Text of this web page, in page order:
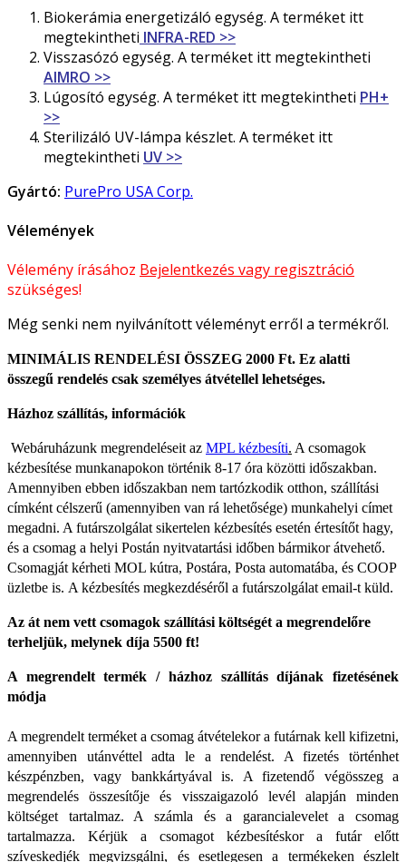
Biokerámia energetizáló egység. A terméket itt
megtekintheti INFRA-RED >>
Visszasózó egység. A terméket itt megtekintheti
AIMRO >>
Lúgosító egység. A terméket itt megtekintheti PH+
>>
Sterilizáló UV-lámpa készlet. A terméket itt
megtekintheti UV >>
Gyártó: PurePro USA Corp.
Vélemények
Vélemény írásához Bejelentkezés vagy regisztráció
szükséges!
Még senki nem nyilvánított véleményt erről a termékről.
MINIMÁLIS RENDELÉSI ÖSSZEG 2000 Ft. Ez alatti
összegű rendelés csak személyes átvétellel lehetséges.
Házhoz szállítás, információk
Webáruházunk megrendeléseit az MPL kézbesíti. A csomagok
kézbesítése munkanapokon történik 8-17 óra közötti időszakban.
Amennyiben ebben időszakban nem tartózkodik otthon, szállítási
címként célszerű (amennyiben van rá lehetősége) munkahelyi címet
megadni. A futárszolgálat sikertelen kézbesítés esetén értesítőt hagy,
és a csomag a helyi Postán nyitvatartási időben bármikor átvehető.
Csomagját kérheti MOL kútra, Postára, Posta automatába, és COOP
üzletbe is. A kézbesítés megkezdéséről a futárszolgálat email-t küld.
Az át nem vett csomagok szállítási költségét a megrendelőre
terheljük, melynek díja 5500 ft!
A megrendelt termék / házhoz szállítás díjának fizetésének
módja
A megrendelt terméket a csomag átvételekor a futárnak kell kifizetni,
amennyiben utánvéttel adta le a rendelést. A fizetés történhet
készpénzben, vagy bankkártyával is. A fizetendő végösszeg a
megrendelés összesítője és visszaigazoló levél alapján minden
költséget tartalmaz. A számla és a garancialevelet a csomag
tartalmazza. Kérjük a csomagot kézbesítéskor a futár előtt
szíveskedjék megvizsgálni, és esetlegesen a termékeken észlelt